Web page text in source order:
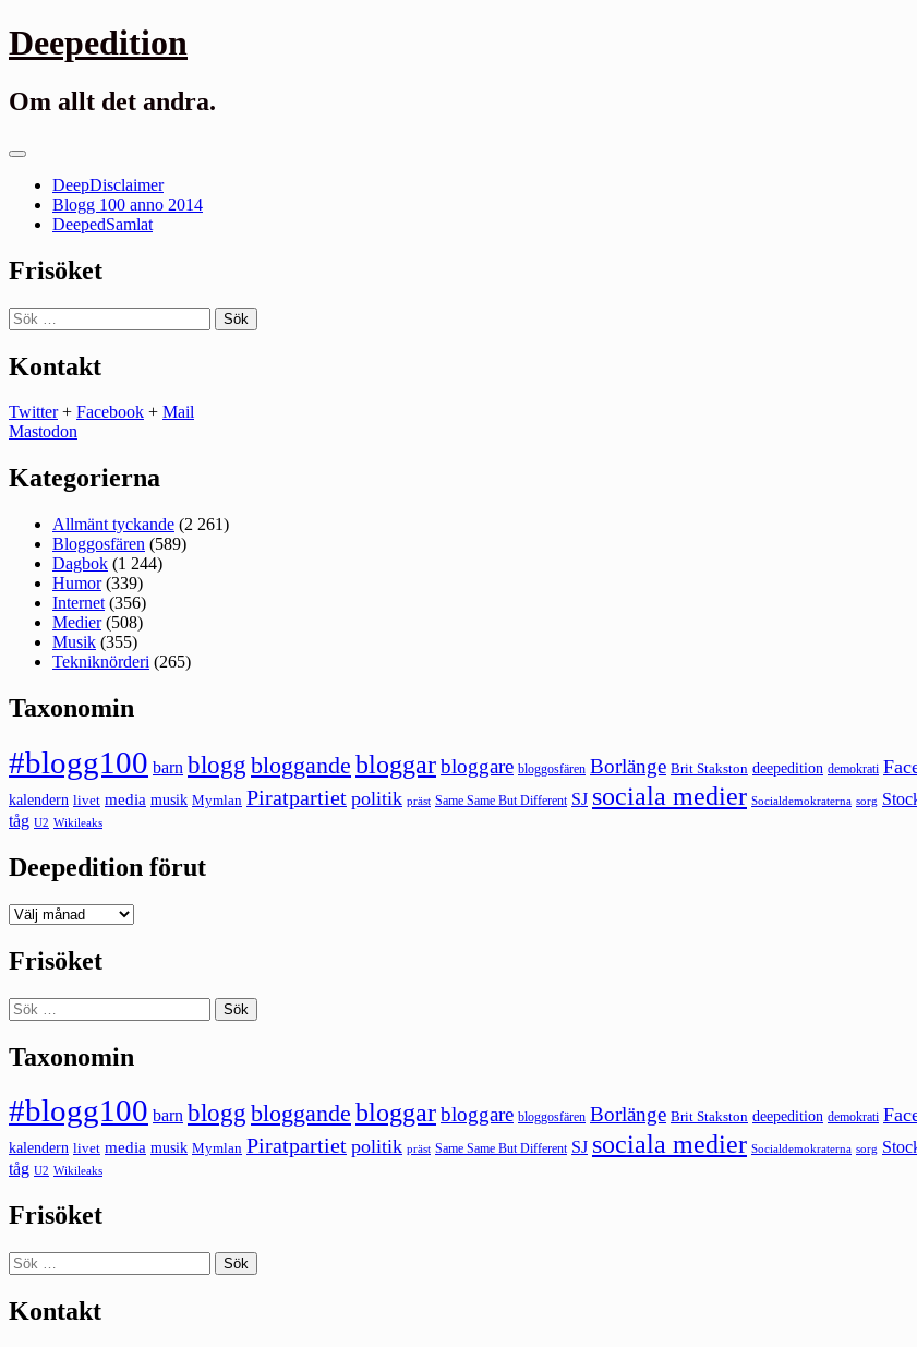
Gå
till
Deepedition
Om allt det andra.
Primär
DeepDisclaimer
Blogg 100 anno 2014
DeepedSamlat
Frisöket
Sök
efter:
Kontakt
Twitter+ Facebook + Mail
Mastodon
Kategorierna
Allmänt tyckande (2 261)
Bloggosfären (589)
Dagbok (1 244)
Humor(339)
Internet (356)
Medier(508)
Musik (355)
Tekniknörderi (265)
Taxonomin
#blogg100 barn blogg bloggande bloggarbloggare bloggosfären Borlänge Brit Stakston deepedition demokrati
kalendern livet media musik Mymlan Piratpartiet politik präst Same Same But Different SJ sociala medier Socialdemokraterna sorg
tåg U2 Wikileaks
Deepedition förut
Deepedition
Frisöket
Sök
efter:
Taxonomin
#blogg100 barn blogg bloggande bloggarbloggare bloggosfären Borlänge Brit Stakston deepedition demokrati
kalendern livet media musik Mymlan Piratpartiet politik präst Same Same But Different SJ sociala medier Socialdemokraterna sorg
tåg U2 Wikileaks
Frisöket
Sök
efter:
Kontakt